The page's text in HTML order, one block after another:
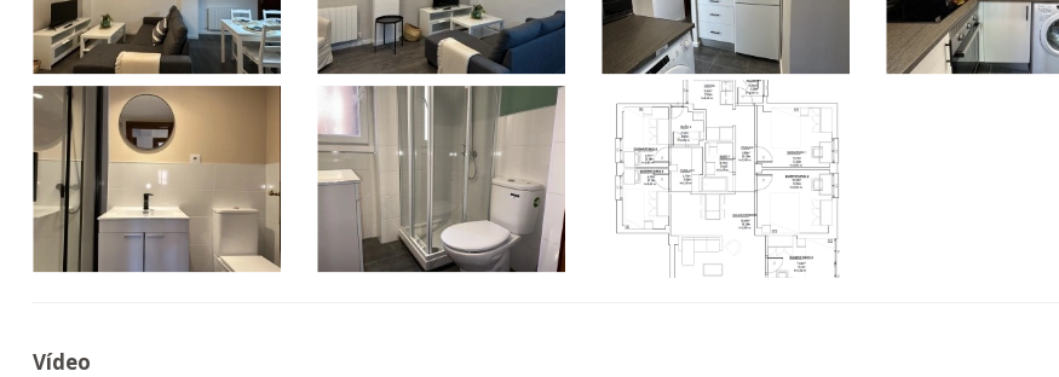
Vídeo